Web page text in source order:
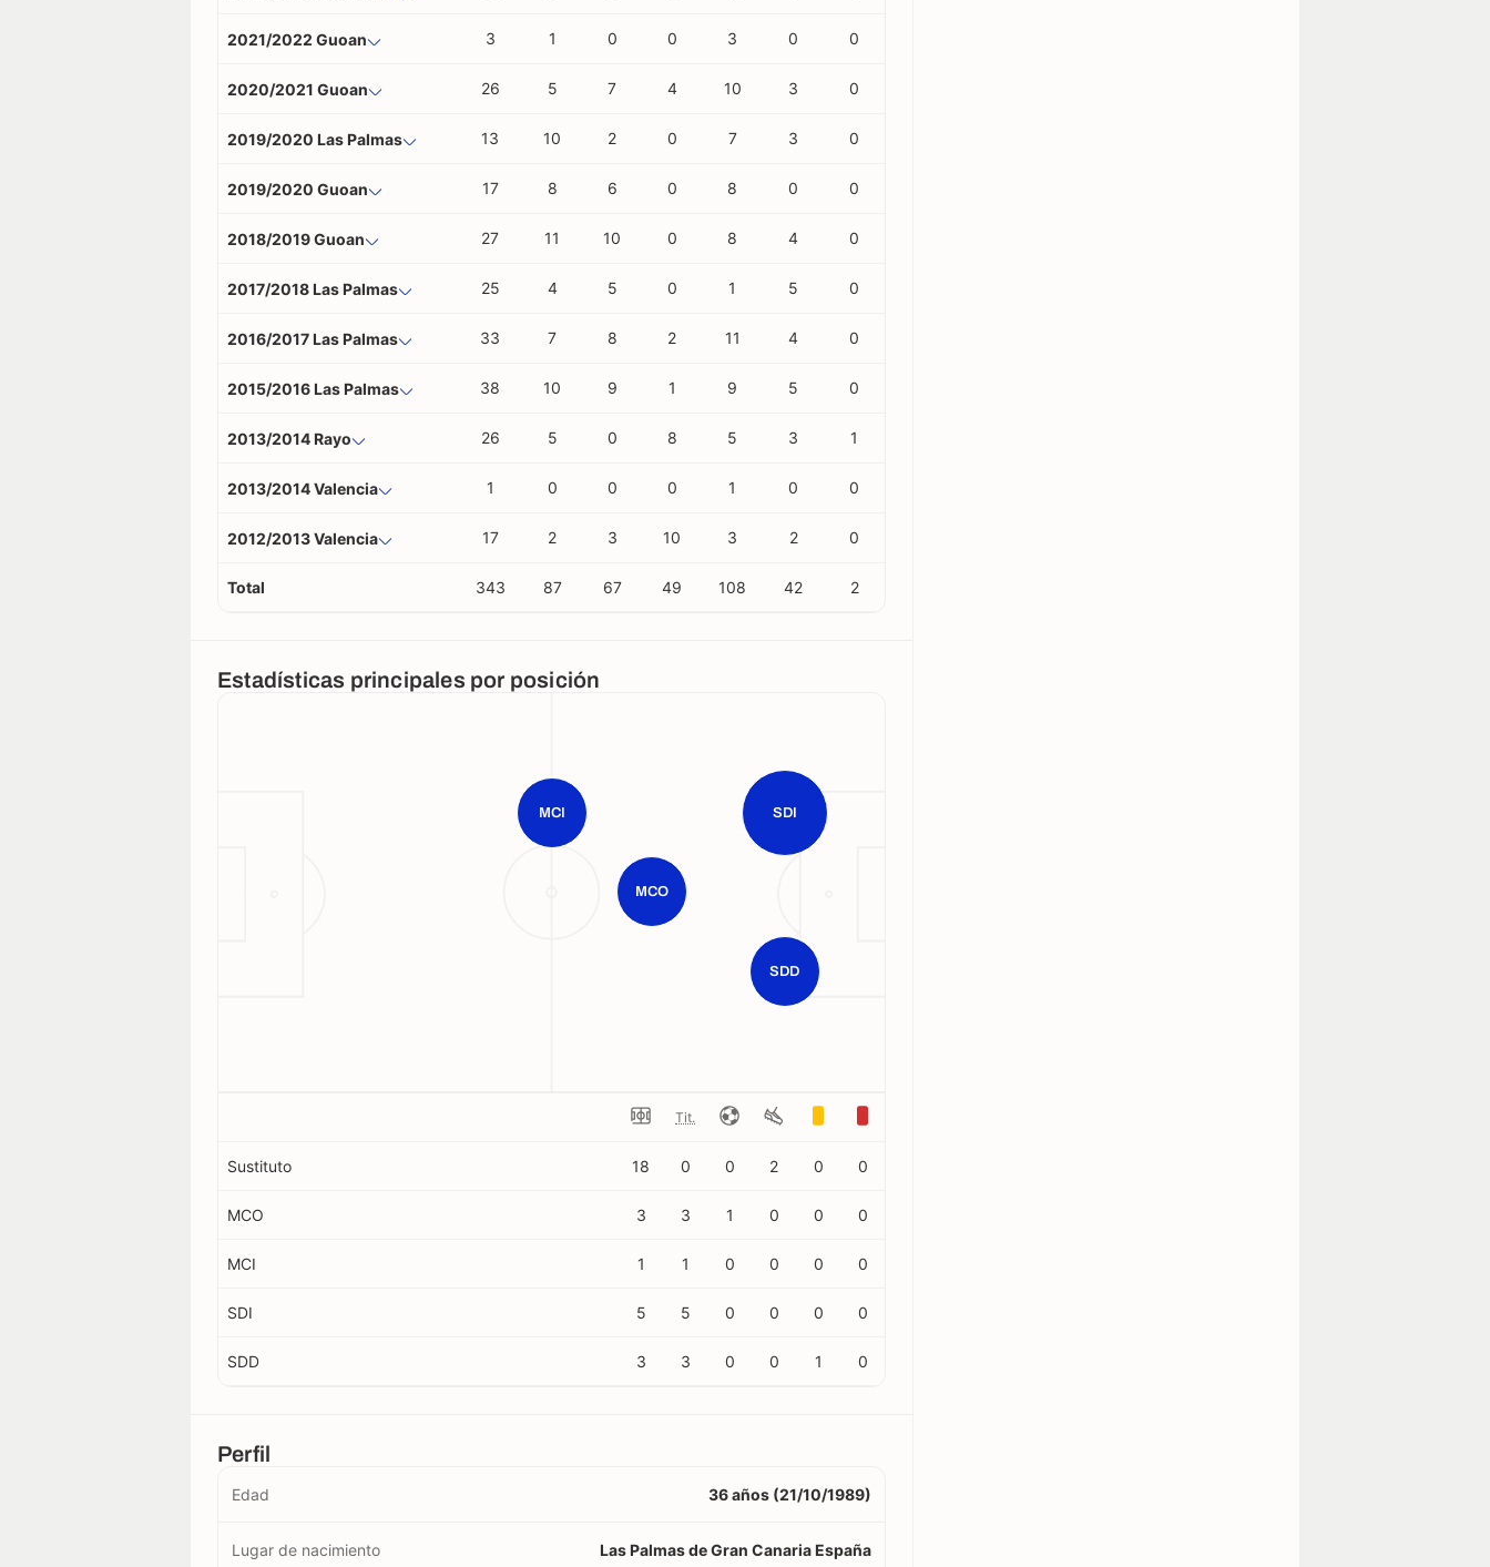
2021/2022 Guoan 3 1 0 0 3 0 0
2020/2021 Guoan 26 5 7 4 10 3 0
2019/2020 Las Palmas 13 10 2 0 7 3 0
2019/2020 Guoan 17 8 6 0 8 0 0
2018/2019 Guoan 27 11 10 0 8 4 0
2017/2018 Las Palmas 25 4 5 0 1 5 0
2016/2017 Las Palmas 33 7 8 2 11 4 0
2015/2016 Las Palmas 38 10 9 1 9 5 0
2013/2014 Rayo 26 5 0 8 5 3 1
2013/2014 Valencia 1 0 0 0 1 0 0
2012/2013 Valencia 17 2 3 10 3 2 0
Total 343 87 67 49 108 42 2
Estadísticas principales por posición
SDI
MCO
SDD
MCI
Tit.
Sustituto 18 0 0 2 0 0
MCO 3 3 1 0 0 0
MCI 1 1 0 0 0 0
SDI 5 5 0 0 0 0
SDD 3 3 0 0 1 0
Perfil
Edad 36 años (21/10/1989)
Lugar de nacimiento Las Palmas de Gran Canaria España